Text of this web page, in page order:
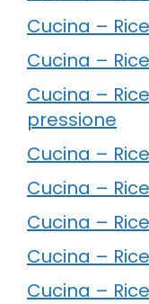
Cucina –
Cucina –
Cucina –
pressione
Cucina –
Cucina –
Cucina –
Cucina –
Cucina –